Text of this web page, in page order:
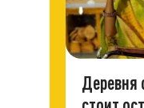
Деревня